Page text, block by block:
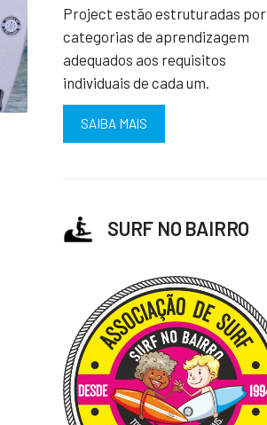
Project estão estruturadas por
categorias de aprendizagem
adequados aos requisitos
individuais de cada um.
SAIBA MAIS
SURF NO BAIRRO